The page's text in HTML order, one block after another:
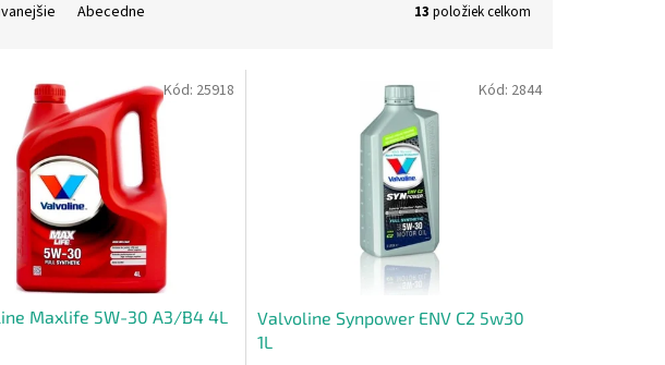
Abecedne 13 položiek celkom
Maxlife 5W-30 A3/B4 4L
Kód: 25918
Valvoline Synpower ENV C2 5w30
1L
Kód: 2844